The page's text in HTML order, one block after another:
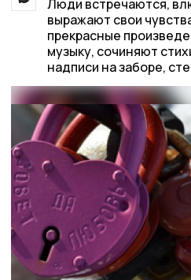
Люди встречаются,
выражают свои
прекрасные
музыку, сочиняют
надписи на заборе,